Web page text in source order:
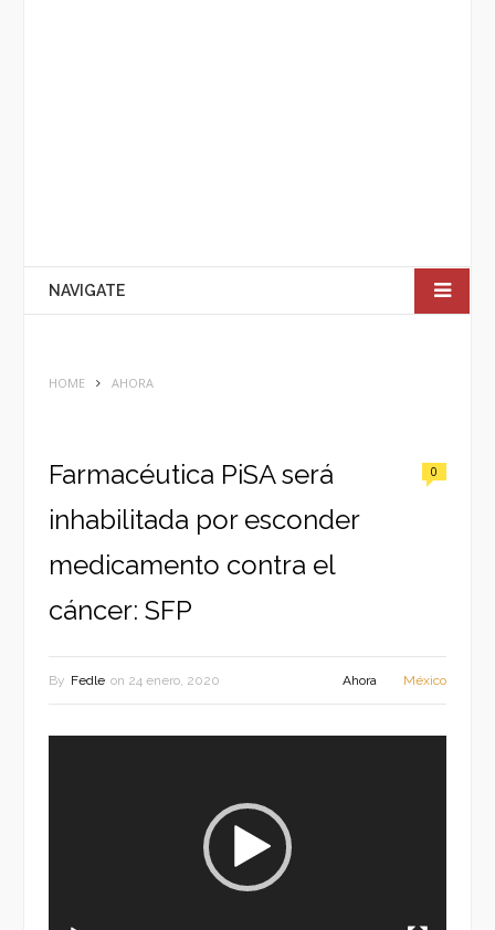
NAVIGATE
HOME AHORA
Farmacéutica PiSA será
inhabilitada por esconder
medicamento contra el
cáncer: SFP
0
By Fedle on 24 enero, 2020 Ahora México